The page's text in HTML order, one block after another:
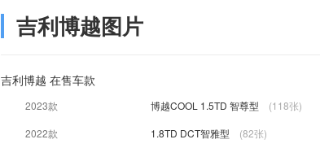
吉利博越图片
吉利博越 在售车款
2023款 博越COOL 1.5TD 智尊型
(118张)
2022款
1.8TD DCT智雅型 (82张)